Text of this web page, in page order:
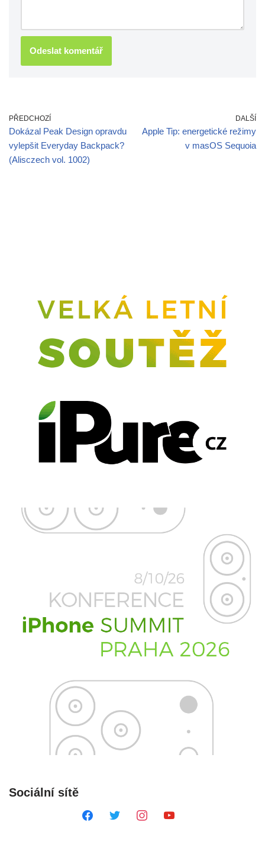
PŘEDCHOZÍ
Dokázal Peak Design opravdu
vylepšit Everyday Backpack?
(Alisczech vol. 1002)
DALŠÍ
Apple Tip: energetické režimy
v masOS Sequoia
Sociální sítě